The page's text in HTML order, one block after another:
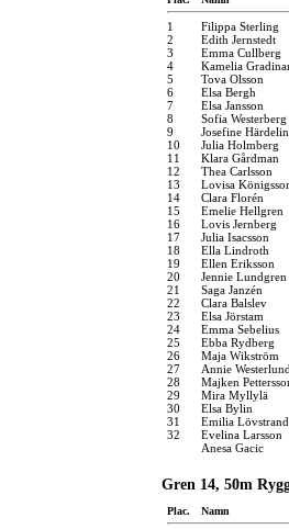
1 Filippa Sterling
2
Edith Jernstedt
3
Emma Cullberg
4
Kamelia
5
Tova Olsson
6
Elsa Bergh
7
Elsa Jansson
8
Sofia Westerberg
9
Josefine Härdelin
10
Julia Holmberg
11
Klara Gårdman
12
Thea Carlsson
13
Lovisa
14
Clara Florén
15
Emelie Hellgren
16
Lovis Jernberg
17
Julia Isacsson
18
Ella Lindroth
19
Ellen Eriksson
20
Jennie Lundgren
21
Saga Janzén
22
Clara Balslev
23
Elsa Jörstam
24
Emma Sebelius
25
Ebba Rydberg
26
Maja Wikström
27
Annie Westerlund
28
Majken
29
Mira Myllylä
30
Elsa Bylin
31
Emilia Lövstrand
32
Evelina Larsson
Anesa Gacic
Gren 14, 50m
Plac. Namn